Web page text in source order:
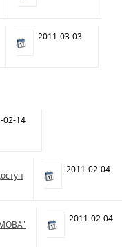
2011-03-03
02-14
2011-02-04
2011-02-04